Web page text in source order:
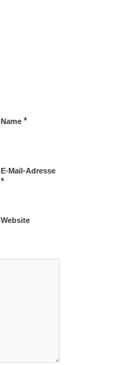
Name *
E-Mail-Adresse
*
Website